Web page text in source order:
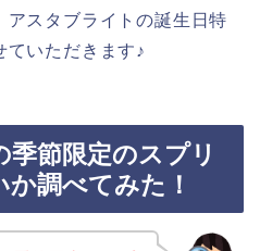
スタブライトの誕生日特
ていただきます♪
節限定のスプリ
調べてみた！